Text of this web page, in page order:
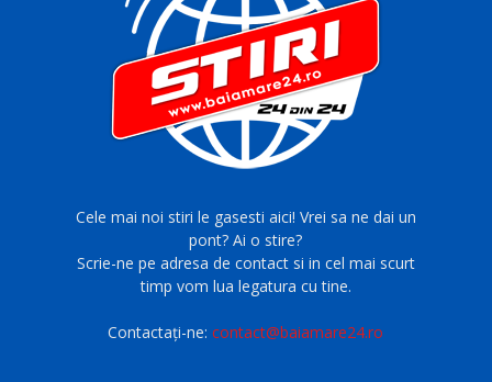
Cele mai noi stiri le gasesti aici! Vrei sa ne dai un
pont? Ai o stire?
Scrie-ne pe adresa de contact si in cel mai scurt
timp vom lua legatura cu tine.
Contactați-ne:contact@baiamare24.ro